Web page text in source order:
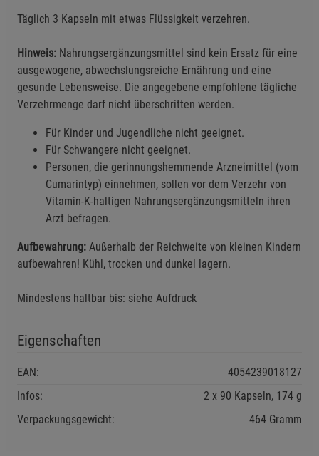
Täglich 3 Kapseln mit etwas Flüssigkeit verzehren.
Hinweis: Nahrungsergänzungsmittel sind kein Ersatz für eine
ausgewogene, abwechslungsreiche Ernährung und eine
gesunde Lebensweise. Die angegebene empfohlene tägliche
Verzehrmenge darf nicht überschritten werden.
Für Kinder und Jugendliche nicht geeignet.
Für Schwangere nicht geeignet.
Personen, die gerinnungshemmende Arzneimittel (vom
Cumarintyp) einnehmen, sollen vor dem Verzehr von
Vitamin-K-haltigen Nahrungsergänzungsmitteln ihren
Arzt befragen.
Aufbewahrung: Außerhalb der Reichweite von kleinen Kindern
aufbewahren! Kühl, trocken und dunkel lagern.
Mindestens haltbar bis: siehe Aufdruck
Eigenschaften
EAN:
4054239018127
Infos:
2 x 90 Kapseln, 174 g
Verpackungsgewicht:
464 Gramm
Einstellungen speichern für die GruppeEinstellungen speichern für die Gruppe
Einstellungen speichern für die Gruppe
Einwilligung nicht erteilen
Notwendige Cookies (5)
Beschreibung Notwendige Cookies
Cookie-Informationenanzeigen
Statistik Cookies (1) Statistik Cookies
Beschreibung Statistik Cookies
Cookie-Informationen anzeigen
Beschreibung Marketing Cookies